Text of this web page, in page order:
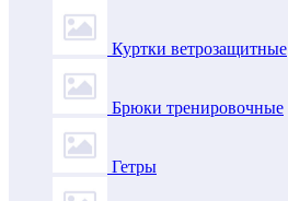
Куртки ветрозащитные
Брюки тренировочные
Гетры